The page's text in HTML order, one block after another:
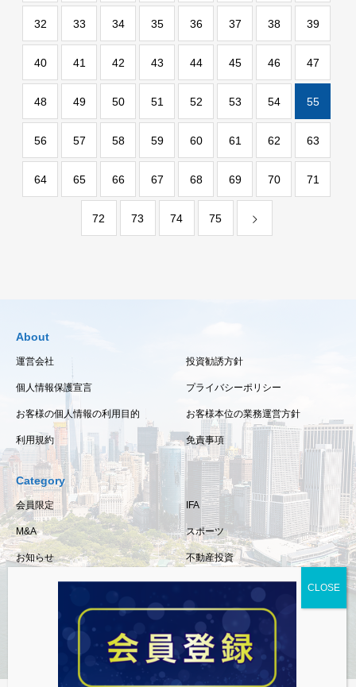
32 33 34 35 36 37 38 39
40 41 42 43 44 45 46 47
48 49 50 51 52 53 54 55
56 57 58 59 60 61 62 63
64 65 66 67 68 69 70 71
72 73 74 75
About
運営会社 投資勧誘方針
個人情報保護宣言 プライバシーポリシー
お客様の個人情報の利用目的 お客様本位の業務運営方針
利用規約 免責事項
Category
会員限定 IFA
M&A スポーツ
お知らせ 不動産投資
相続・事業承継
経済情報